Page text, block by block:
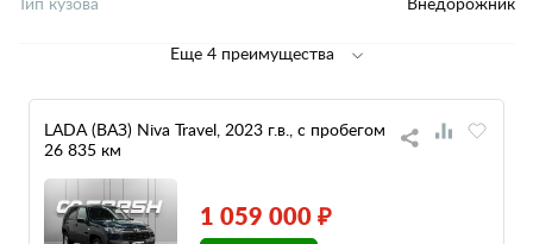
Еще 4 преимущества
LADA (ВАЗ) Niva Travel, 2023 г.в., с пробегом
26 835 км
1 059 000 ₽